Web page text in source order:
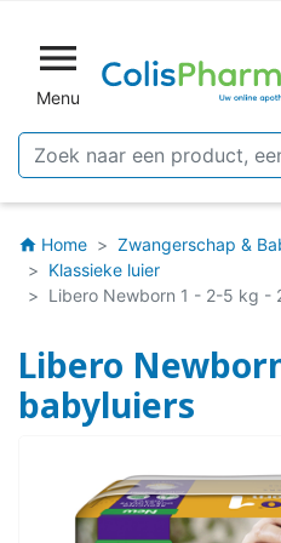

Menu
home Home Zwangerschap &
Klassieke luier
Libero Newborn 1 - 2-5 kg -
Libero
babyluiers